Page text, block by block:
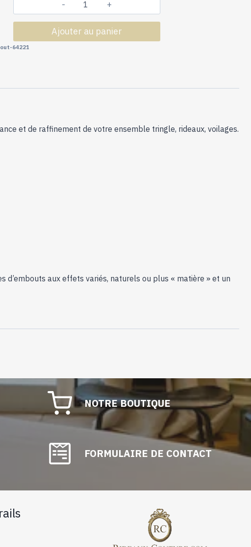
quantité
de
Tringles
Finial
Ajouter au panier
64221
et de raffinement de votre ensemble tringle, rideaux, voilages.
aux effets variés, naturels ou plus « matière » et un
NOTRE BOUTIQUE
FORMULAIRE DE CONTACT